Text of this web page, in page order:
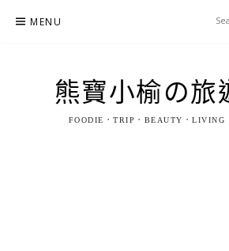
MENU
熊寶小榆の旅
FOODIE．TRIP．BEAUTY．LIVING